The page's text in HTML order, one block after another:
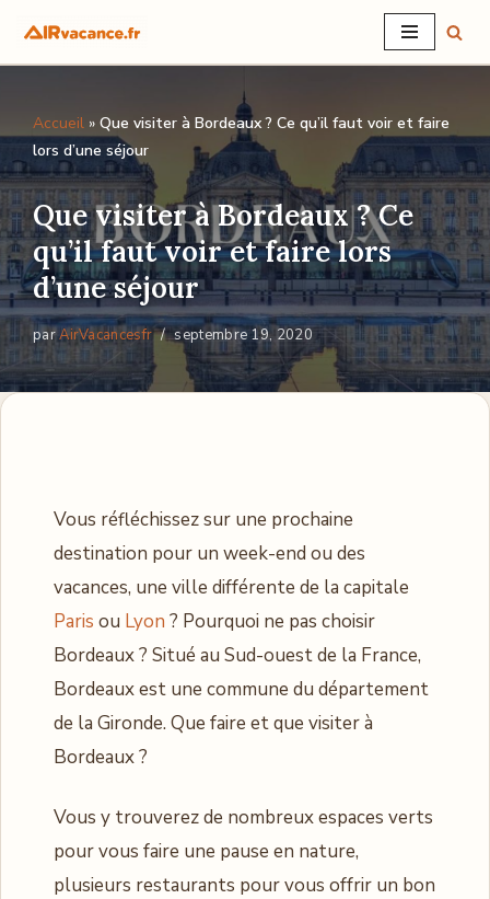
Aller
contenu
Accueil » Que visiter à Bordeaux ? Ce qu’il faut voir et faire
lors d’une séjour
Que visiter à Bordeaux ? Ce
qu’il faut voir et faire lors
d’une séjour
parAirVacancesfr septembre 19, 2020
Vous réfléchissez sur une prochaine
destination pour un week-end ou des
vacances, une ville différente de la capitale
Paris ou Lyon ? Pourquoi ne pas choisir
Bordeaux ? Situé au Sud-ouest de la France,
Bordeaux est une commune du département
de la Gironde. Que faire et que visiter à
Bordeaux ?
Vous y trouverez de nombreux espaces verts
pour vous faire une pause en nature,
plusieurs restaurants pour vous offrir un bon